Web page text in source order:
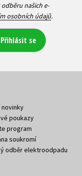
našich e-
osobních údajů.
Přihlásit se
novinky
poukazy
program
soukromí
odběr elektroodpadu